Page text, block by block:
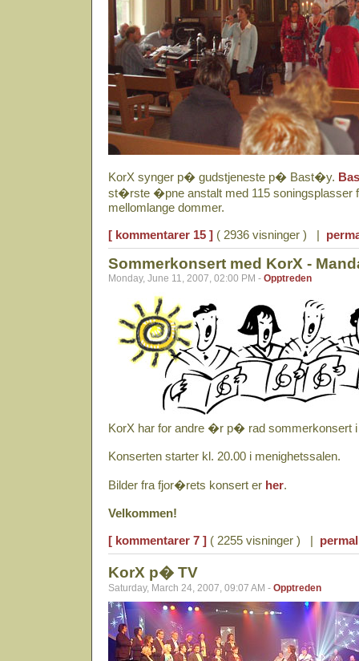
KorX synger p� gudstjeneste p� Bast�y.
st�rste �pne anstalt med 115 soningsplasser
mellomlange dommer.
[ kommentarer 15 ] ( 2936 visninger ) |
Sommerkonsert med KorX -
Monday, June 11, 2007, 02:00 PM - Opptreden
KorX har for andre �r p� rad sommerkonsert
Konserten starter kl. 20.00 i menighetssalen.
Bilder fra fjor�rets konsert er her.
Velkommen!
[ kommentarer 7 ] ( 2255 visninger ) |
KorX p� TV
Saturday, March 24, 2007, 09:07 AM - Opptreden